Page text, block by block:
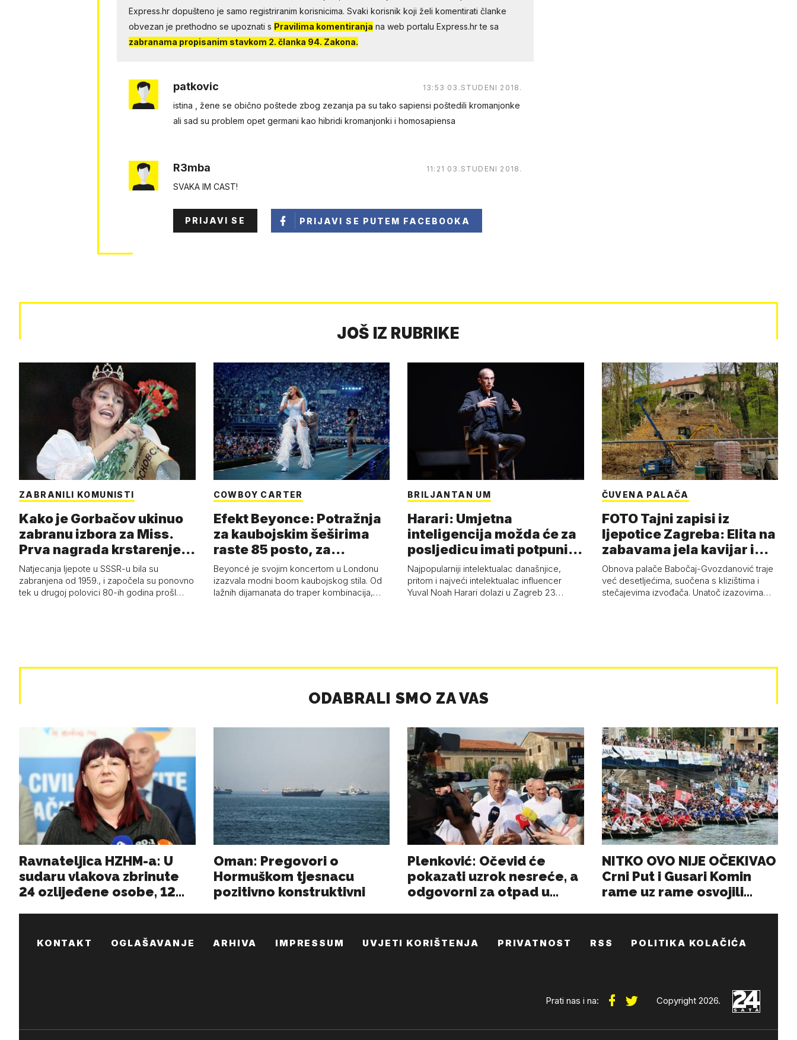
Express.hr dopušteno je samo registriranim korisnicima. Svaki korisnik koji želi komentirati članke
obvezan je prethodno se upoznati s Pravilima komentiranja na web portalu Express.hr te sa
zabranama propisanim stavkom 2. članka 94. Zakona.
patkovic 13:53 03.STUDENI 2018.
istina , žene se obično poštede zbog zezanja pa su tako sapiensi poštedili kromanjonke
ali sad su problem opet germani kao hibridi kromanjonki i homosapiensa
R3mba 11:21 03.STUDENI 2018.
SVAKA IM CAST!
PRIJAVI SE PRIJAVI SE PUTEM FACEBOOKA
JOŠ IZ RUBRIKE
ZABRANILI KOMUNISTI
Kako je Gorbačov ukinuo
zabranu izbora za Miss.
Prva nagrada krstarenje
Jadran…
Natjecanja ljepote u SSSR-u bila su
zabranjena od 1959., i započela su ponovno
tek u drugoj polovici 80-ih godina prošl…
COWBOY CARTER
Efekt Beyonce: Potražnja
za kaubojskim šeširima
raste 85 posto, za
čizmama 53 p…
Beyoncé je svojim koncertom u Londonu
izazvala modni boom kaubojskog stila. Od
lažnih dijamanata do traper kombinacija,…
BRILJANTAN UM
Harari: Umjetna
inteligencija možda će za
posljedicu imati potpuni
kolaps čovje…
Najpopularniji intelektualac današnjice,
pritom i najveći intelektualac influencer
Yuval Noah Harari dolazi u Zagreb 23…
ČUVENA PALAČA
FOTO Tajni zapisi iz
ljepotice Zagreba: Elita na
zabavama jela kavijar i
pud…
Obnova palače Babočaj-Gvozdanović traje
već desetljećima, suočena s klizištima i
stečajevima izvođača. Unatoč izazovima…
KONTAKT OGLAŠAVANJE ARHIVA IMPRESSUM UVJETI KORIŠTENJA PRIVATNOST RSS POLITIKA KOLAČIĆA
Prati nas i na: Copyright 2026.